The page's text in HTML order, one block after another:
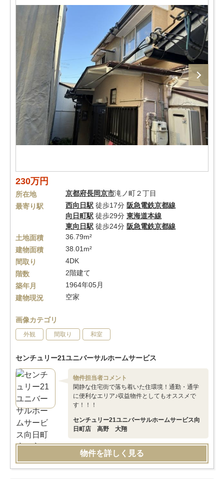
230万円
所在地 京都府長岡京市滝ノ町２丁目
最寄り駅
西向日駅 徒歩17分 阪急電鉄京都線
向日町駅 徒歩29分 東海道本線
東向日駅 徒歩24分 阪急電鉄京都線
土地面積
36.79m²
建物面積
38.01m²
間取り
4DK
階数
2階建て
築年月
1964年05月
建物現況
空家
画像カテゴリ
外観 間取り 和室
センチュリー21ユニバーサルホームサービス
物件担当者コメント
閑静な住宅街で落ち着いた住環境！通勤・通学
に便利なエリア♪収益物件としてもオススメで
す！！！
センチュリー21ユニバーサルホームサービス向
日町店 高野 大翔
物件を詳しく見る